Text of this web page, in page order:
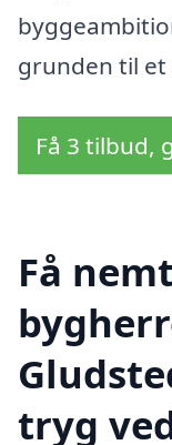
grunden til
Få 3 tilbud,
Få
tryg